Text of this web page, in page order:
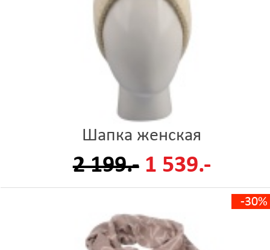
Шапка женская
2 199.- 1 539.-
-30%